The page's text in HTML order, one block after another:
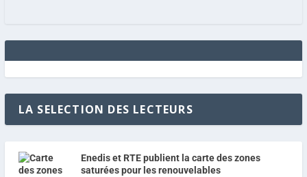
LA SELECTION DES LECTEURS
Enedis et RTE publient la carte des zones
saturées pour les renouvelables